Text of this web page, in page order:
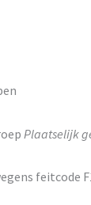
Plaatselijk
feitcode